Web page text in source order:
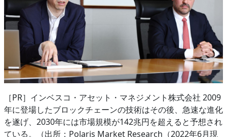
［PR］インベスコ・アセット・マネジメント株式会社 2009
年に登場したブロックチェーンの技術はその後、急速な進化
を遂げ、2030年には市場規模が142兆円を超えると予想され
ている。（出所：Polaris Market Research（2022年6月現